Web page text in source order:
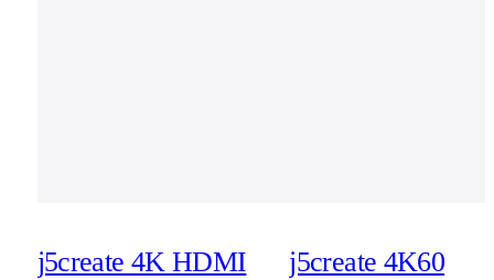
j5create 4K HDMI
j5create 4K60